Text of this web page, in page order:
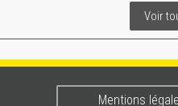
Voir
Mentions